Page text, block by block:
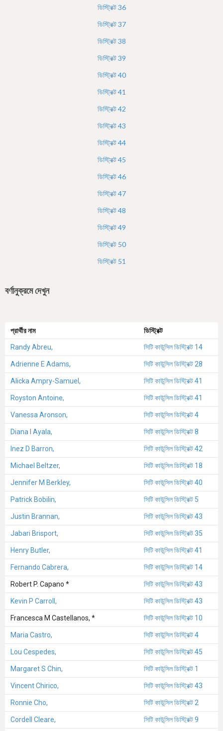
ডিস্ট্রিক্ট36
ডিস্ট্রিক্ট37
ডিস্ট্রিক্ট38
ডিস্ট্রিক্ট39
ডিস্ট্রিক্ট40
ডিস্ট্রিক্ট41
ডিস্ট্রিক্ট42
ডিস্ট্রিক্ট43
ডিস্ট্রিক্ট44
ডিস্ট্রিক্ট45
ডিস্ট্রিক্ট46
ডিস্ট্রিক্ট47
ডিস্ট্রিক্ট48
ডিস্ট্রিক্ট49
ডিস্ট্রিক্ট 50
ডিস্ট্রিক্ট 51
বর্ণানুক্রমে দেখুন
প্রার্থীর নাম ডিস্ট্রিক্ট
Randy Abreu, সিটি কাউন্সিল ডিস্ট্রিক্ট 14
Adrienne E Adams, সিটি কাউন্সিল ডিস্ট্রিক্ট 28
Alicka Ampry-Samuel, সিটি কাউন্সিল ডিস্ট্রিক্ট 41
Royston Antoine, সিটি কাউন্সিল ডিস্ট্রিক্ট 41
Vanessa Aronson, সিটি কাউন্সিল ডিস্ট্রিক্ট 4
Diana I Ayala, সিটি কাউন্সিল ডিস্ট্রিক্ট 8
Inez D Barron, সিটি কাউন্সিল ডিস্ট্রিক্ট 42
Michael Beltzer, সিটি কাউন্সিল ডিস্ট্রিক্ট 18
Jennifer M Berkley, সিটি কাউন্সিল ডিস্ট্রিক্ট 40
Patrick Bobilin, সিটি কাউন্সিল ডিস্ট্রিক্ট 5
Justin Brannan, সিটি কাউন্সিল ডিস্ট্রিক্ট 43
Jabari Brisport, সিটি কাউন্সিল ডিস্ট্রিক্ট 35
Henry Butler, সিটি কাউন্সিল ডিস্ট্রিক্ট 41
Fernando Cabrera, সিটি কাউন্সিল ডিস্ট্রিক্ট 14
Robert P. Capano * সিটি কাউন্সিল ডিস্ট্রিক্ট 43
Kevin P Carroll, সিটি কাউন্সিল ডিস্ট্রিক্ট 43
Francesca M Castellanos, * সিটি কাউন্সিল ডিস্ট্রিক্ট 10
Maria Castro, সিটি কাউন্সিল ডিস্ট্রিক্ট 4
Lou Cespedes, সিটি কাউন্সিল ডিস্ট্রিক্ট 45
Margaret S Chin, সিটি কাউন্সিল ডিস্ট্রিক্ট 1
Vincent Chirico, সিটি কাউন্সিল ডিস্ট্রিক্ট 43
Ronnie Cho, সিটি কাউন্সিল ডিস্ট্রিক্ট 2
Cordell Cleare, সিটি কাউন্সিল ডিস্ট্রিক্ট 9